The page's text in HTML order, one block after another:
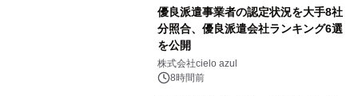
優良派遣事業者の認定状況を大手8社
分照合、優良派遣会社ランキング6選
を公開
株式会社cielo azul
8時間前